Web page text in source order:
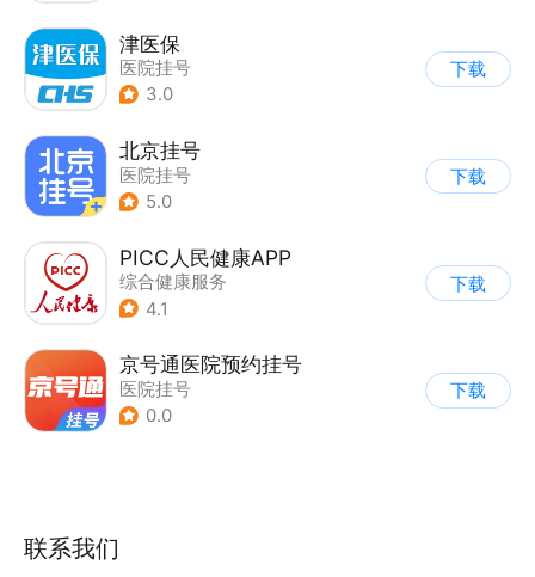
津医保
医院挂号
3.0
下载
北京挂号
医院挂号
5.0
下载
PICC人民健康APP
综合健康服务
| 医院挂号
4.1
下载
京号通医院预约挂号
医院挂号
0.0
下载
联系我们